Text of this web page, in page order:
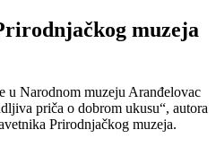
muzeja
u Narodnom muzeju Aranđelovac
priča o dobrom ukusu“, autora
Prirodnjačkog muzeja.